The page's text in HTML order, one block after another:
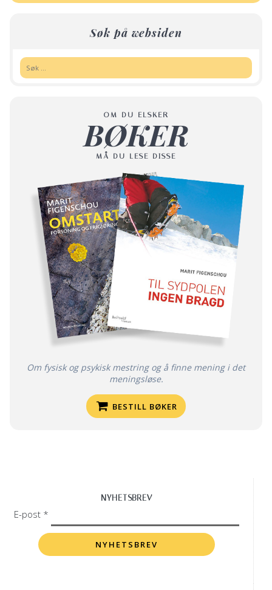
Søk på websiden
OM DU ELSKER
BØKER
MÅ DU LESE DISSE
Om fysisk og psykisk mestring og å finne mening i det
meningsløse.
BESTILL BØKER
NYHETSBREV
E-post *